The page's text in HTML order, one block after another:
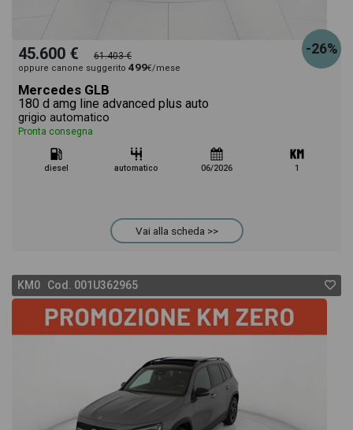
-26%
45.600 € 61.403 €
oppure canone suggerito 499€/mese
Mercedes GLB
180 d amg line advanced plus auto
grigio automatico
Pronta consegna
diesel automatico 06/2026 1
Vai alla scheda >>
KM0 Cod. 001U362965